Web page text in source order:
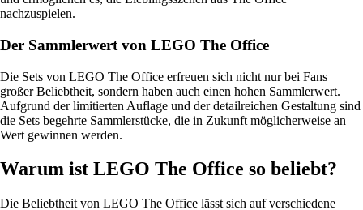
nachzuspielen.
Der Sammlerwert von LEGO The Office
Die Sets von LEGO The Office erfreuen sich nicht nur bei Fans
großer Beliebtheit, sondern haben auch einen hohen Sammlerwert.
Aufgrund der limitierten Auflage und der detailreichen Gestaltung sind
die Sets begehrte Sammlerstücke, die in Zukunft möglicherweise an
Wert gewinnen werden.
Warum ist LEGO The Office so beliebt?
Die Beliebtheit von LEGO The Office lässt sich auf verschiedene